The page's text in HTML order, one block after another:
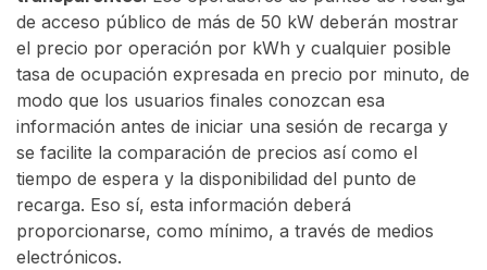
de acceso público de más de 50 kW deberán mostrar
el precio por operación por kWh y cualquier posible
tasa de ocupación expresada en precio por minuto, de
modo que los usuarios finales conozcan esa
información antes de iniciar una sesión de recarga y
se facilite la comparación de precios así como el
tiempo de espera y la disponibilidad del punto de
recarga. Eso sí, esta información deberá
proporcionarse, como mínimo, a través de medios
electrónicos.